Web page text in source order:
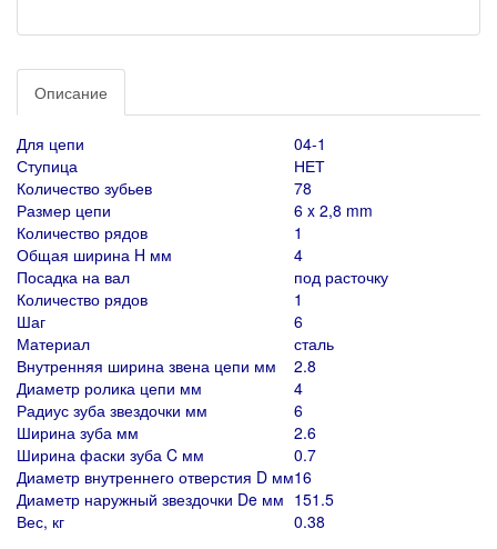
Описание
Для цепи
04-1
Ступица
НЕТ
Количество зубьев
78
Размер цепи
6 x 2,8 mm
Количество рядов
1
Общая ширина H мм
4
Посадка на вал
под расточку
Количество рядов
1
Шаг
6
Материал
сталь
Внутренняя ширина звена цепи мм
2.8
Диаметр ролика цепи мм
4
Радиус зуба звездочки мм
6
Ширина зуба мм
2.6
Ширина фаски зуба C мм
0.7
Диаметр внутреннего отверстия D мм16
Диаметр наружный звездочки De мм 151.5
Вес, кг
0.38